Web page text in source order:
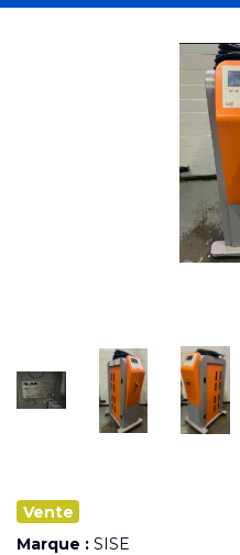
Vente
Marque : SISE